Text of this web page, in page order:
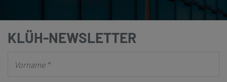
KLÜH-NEWSLETTER